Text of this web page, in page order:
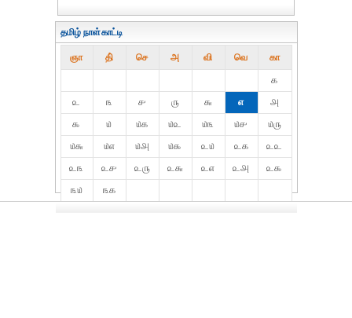
தமிழ் நாள்காட்டி
ஞா தி் செ அ வி வெ கா
௧
௨
௩ ௪ ௫ ௬ ௭
௮
௯
௰ ௰௧ ௰௨ ௰௩ ௰௪
௰௫
௰௬
௰௭ ௰௮ ௰௯ ௨௰ ௨௧
௨௨
௨௩
௨௪ ௨௫ ௨௬ ௨௭ ௨௮
௨௯
௩௰
௩௧